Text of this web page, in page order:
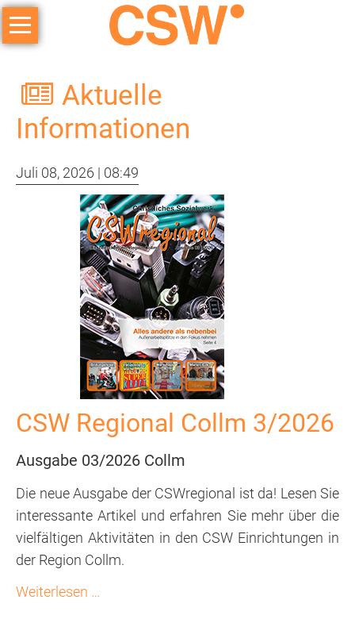
Navigation
überspringen
ICH
WIR
arbeiten
Kindertageseinrichtung
Frühförderung
Franziskus
Schule
Fachdienst
Heilpädagogische
Tagesgruppe
wohnen
Wohnstätten
Aktuelle
Informationen
Juli 08, 2026 | 08:49
CSW Regional Collm 3/2026
Ausgabe 03/2026 Collm
Die neue Ausgabe der CSWregional ist da! Lesen Sie
interessante Artikel und erfahren Sie mehr über die
vielfältigen Aktivitäten in den CSW Einrichtungen in
der Region Collm.
Weiterlesen …